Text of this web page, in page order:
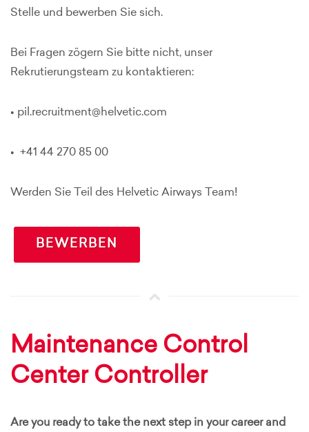
Stelle und bewerben Sie sich.
Bei Fragen zögern Sie bitte nicht, unser
Rekrutierungsteam zu kontaktieren:
• pil.recruitment@helvetic.com
• +41 44 270 85 00
Werden Sie Teil des Helvetic Airways Team!
BEWERBEN
Maintenance Control
Center Controller
Are you ready to take the next step in your career and